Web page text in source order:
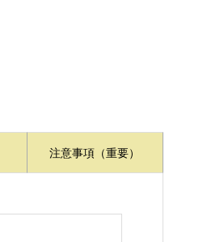
注意事項（重要）